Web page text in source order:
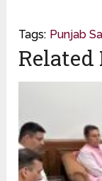
Tags: Punjab
Related